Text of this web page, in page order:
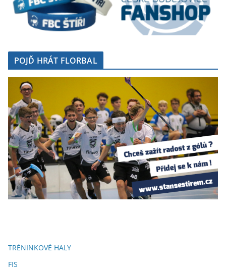
POJĎ HRÁT FLORBAL
TRÉNINKOVÉ HALY
FIS